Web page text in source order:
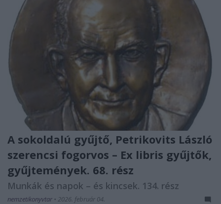
A sokoldalú gyűjtő, Petrikovits László
szerencsi fogorvos – Ex libris gyűjtők,
gyűjtemények. 68. rész
Munkák és napok – és kincsek. 134. rész
nemzetikonyvtar • 2026. február 04.